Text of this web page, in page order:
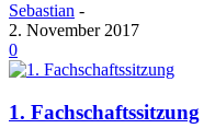
Sebastian -
2. November 2017
0
1. Fachschaftssitzung